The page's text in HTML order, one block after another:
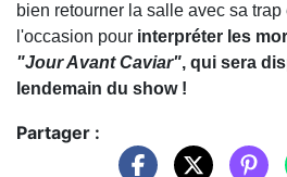
bien retourner la salle avec sa
l'occasion pour interpréter les
"Jour Avant Caviar", qui sera
lendemain du show !
Partager :